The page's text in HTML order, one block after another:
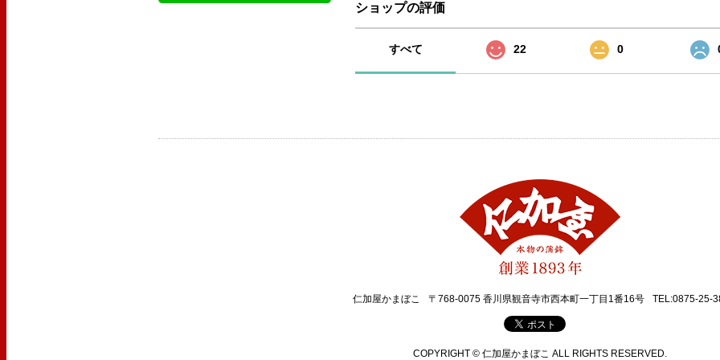
ショップの評価
すべて 22 0
仁加屋かまぼこ 〒768-0075 香川県観音寺市西本町一丁目1番16号 TEL:0875-25-
COPYRIGHT © 仁加屋かまぼこ ALL RIGHTS RESERVED.